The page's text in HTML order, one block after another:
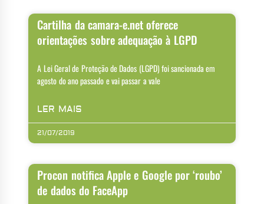
Cartilha da camara-e.net oferece
orientações sobre adequação à LGPD
A Lei Geral de Proteção de Dados (LGPD) foi sancionada em
agosto do ano passado e vai passar a vale
LER MAIS
21/07/2019
Procon notifica Apple e Google por ‘roubo’
de dados do FaceApp